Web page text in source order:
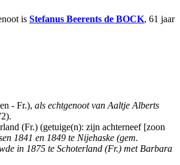
is Stefanus Beerents de BOCK, 61 jaar
- Fr.), als echtgenoot van Aaltje Alberts
(Fr.) (getuige(n): zijn achterneef [zoon
1841 en 1849 te Nijehaske (gem.
in 1875 te Schoterland (Fr.) met Barbara